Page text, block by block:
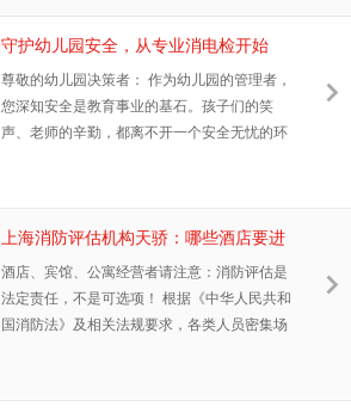
各类学校提供全面、可靠的消防系统维护保养
解决方案，确保您的校园始终处于安全合规状
态。 为什么学校需要专业消防维保？学校环境
特殊，人员密集、建筑结构复杂，消防系统
（如报警系统、喷淋装置、应急照明等）的日
守护幼儿园安全，从专业消电检开始
——上海天骄消防，为孩子的成长环境
保驾护航
尊敬的幼儿园决策者： 作为幼儿园的管理者，
您深知安全是教育事业的基石。孩子们的笑
声、老师的辛勤，都离不开一个安全无忧的环
安全和机构声誉。在上海这座国际化大都市，
消防法规对人员密集场所如幼儿园提出了严格
的电气防火检测要求。这正是上海天骄安宇消
防技术有限公司的专业所在——我们致力于通
过科学的消电检服务，帮助幼儿园筑牢安全防
上海消防评估机构天骄：哪些酒店要进
行消防安全评估？
酒店、宾馆、公寓经营者请注意：消防评估是
法定责任，不是可选项！ 根据《中华人民共和
国消防法》及相关法规要求，各类人员密集场
障公众安全、规避法律风险的重要一环。 哪些